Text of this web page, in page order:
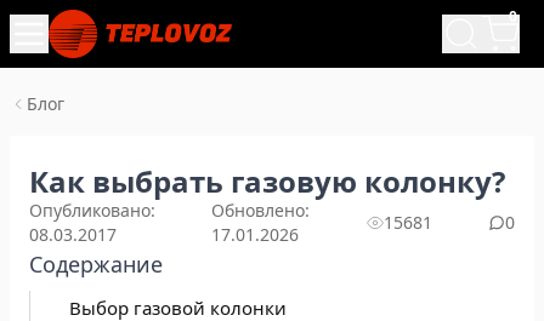
0
Блог
Как выбрать газовую колонку?
Опубликовано:
08.03.2017
Обновлено:
17.01.2026
15681 0
Содержание
Выбор газовой колонки